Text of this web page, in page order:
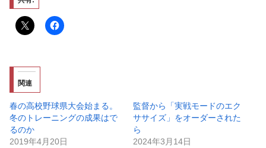
関連
春の高校野球県大会始まる。
冬のトレーニングの成果はで
るのか
2019年4月20日
監督から「実戦モードのエク
ササイズ」をオーダーされた
ら
2024年3月14日